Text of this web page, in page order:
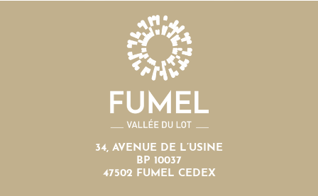
34, AVENUE DE L’USINE
BP 10037
47502 FUMEL CEDEX